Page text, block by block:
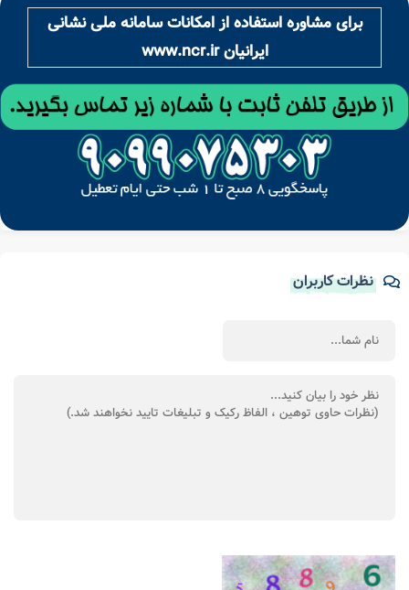
برای مشاوره استفاده از امکانات سامانه ملی نشانی
ایرانیان www.ncr.ir
نظرات کاربران